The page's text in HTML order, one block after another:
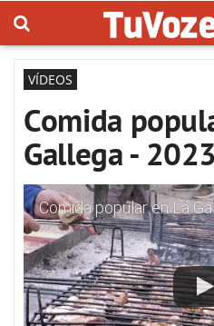
VÍDEOS
Comida
Gallega - 2023
Comida popular en La